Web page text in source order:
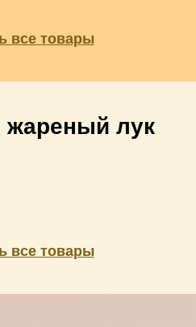
все товары
жареный лук
все товары